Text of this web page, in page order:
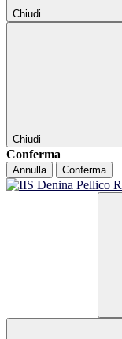
Chiudi
Chiudi
Conferma
Annulla Conferma